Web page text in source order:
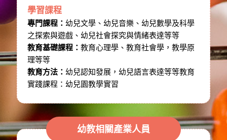
學習課程
專門課程： 幼兒文學、幼兒音樂、幼兒數學及科學
之探索與遊戲、幼兒社會探究與情緒表達等等
教育基礎課程： 教育心理學、教育社會學，教學原
理等等
教育方法： 幼兒認知發展，幼兒語言表達等等教育
實踐課程：幼兒園教學實習
幼教相關產業人員